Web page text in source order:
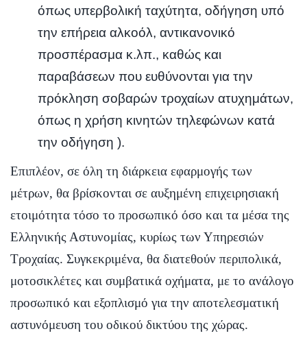
όπως υπερβολική ταχύτητα, οδήγηση υπό
την επήρεια αλκοόλ, αντικανονικό
προσπέρασμα κ.λπ., καθώς και
παραβάσεων που ευθύνονται για την
πρόκληση σοβαρών τροχαίων ατυχημάτων,
όπως η χρήση κινητών τηλεφώνων κατά
την οδήγηση ).
Επιπλέον, σε όλη τη διάρκεια εφαρμογής των
μέτρων, θα βρίσκονται σε αυξημένη επιχειρησιακή
ετοιμότητα τόσο το προσωπικό όσο και τα μέσα της
Ελληνικής Αστυνομίας, κυρίως των Υπηρεσιών
Τροχαίας. Συγκεκριμένα, θα διατεθούν περιπολικά,
μοτοσικλέτες και συμβατικά οχήματα, με το ανάλογο
προσωπικό και εξοπλισμό για την αποτελεσματική
αστυνόμευση του οδικού δικτύου της χώρας.